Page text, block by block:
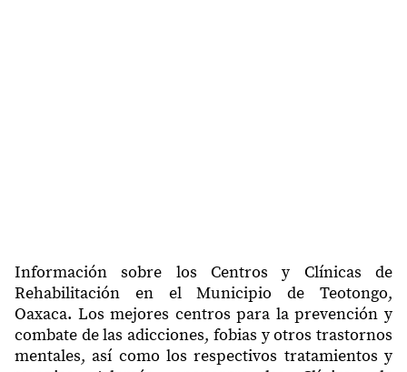
Información sobre los Centros y Clínicas de
Rehabilitación en el Municipio de Teotongo,
Oaxaca. Los mejores centros para la prevención y
combate de las adicciones, fobias y otros trastornos
mentales, así como los respectivos tratamientos y